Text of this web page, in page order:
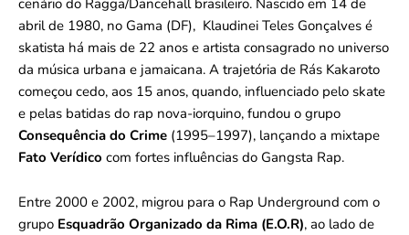
cenário do Ragga/Dancehall brasileiro. Nascido em 14 de
abril de 1980, no Gama (DF), Klaudinei Teles Gonçalves é
skatista há mais de 22 anos e artista consagrado no universo
da música urbana e jamaicana. A trajetória de Rás Kakaroto
começou cedo, aos 15 anos, quando, influenciado pelo skate
e pelas batidas do rap nova-iorquino, fundou o grupo
Consequência do Crime (1995–1997), lançando a mixtape
Fato Verídico com fortes influências do Gangsta Rap.
Entre 2000 e 2002, migrou para o Rap Underground com o
grupo Esquadrão Organizado da Rima (E.O.R), ao lado de